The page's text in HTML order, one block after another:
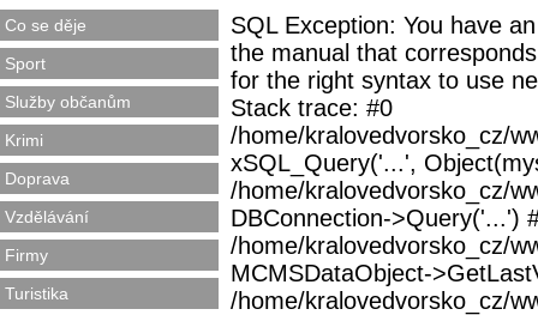
Co se děje
Sport
Služby občanům
Krimi
Doprava
Vzdělávání
Firmy
Turistika
SQL Exception: You have
the manual that
for the right syntax to use
Stack trace: #0
/home/kralovedvorsko_cz/
xSQL_Query('...',
/home/kralovedvorsko_cz/
DBConnection->Query('...')
/home/kralovedvorsko_cz/
MCMSDataObject-
/home/kralovedvorsko_cz/